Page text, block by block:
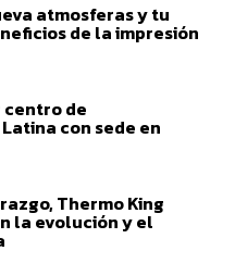
atmosferas y tu
de la impresión
centro de
con sede en
Thermo King
la evolución y el